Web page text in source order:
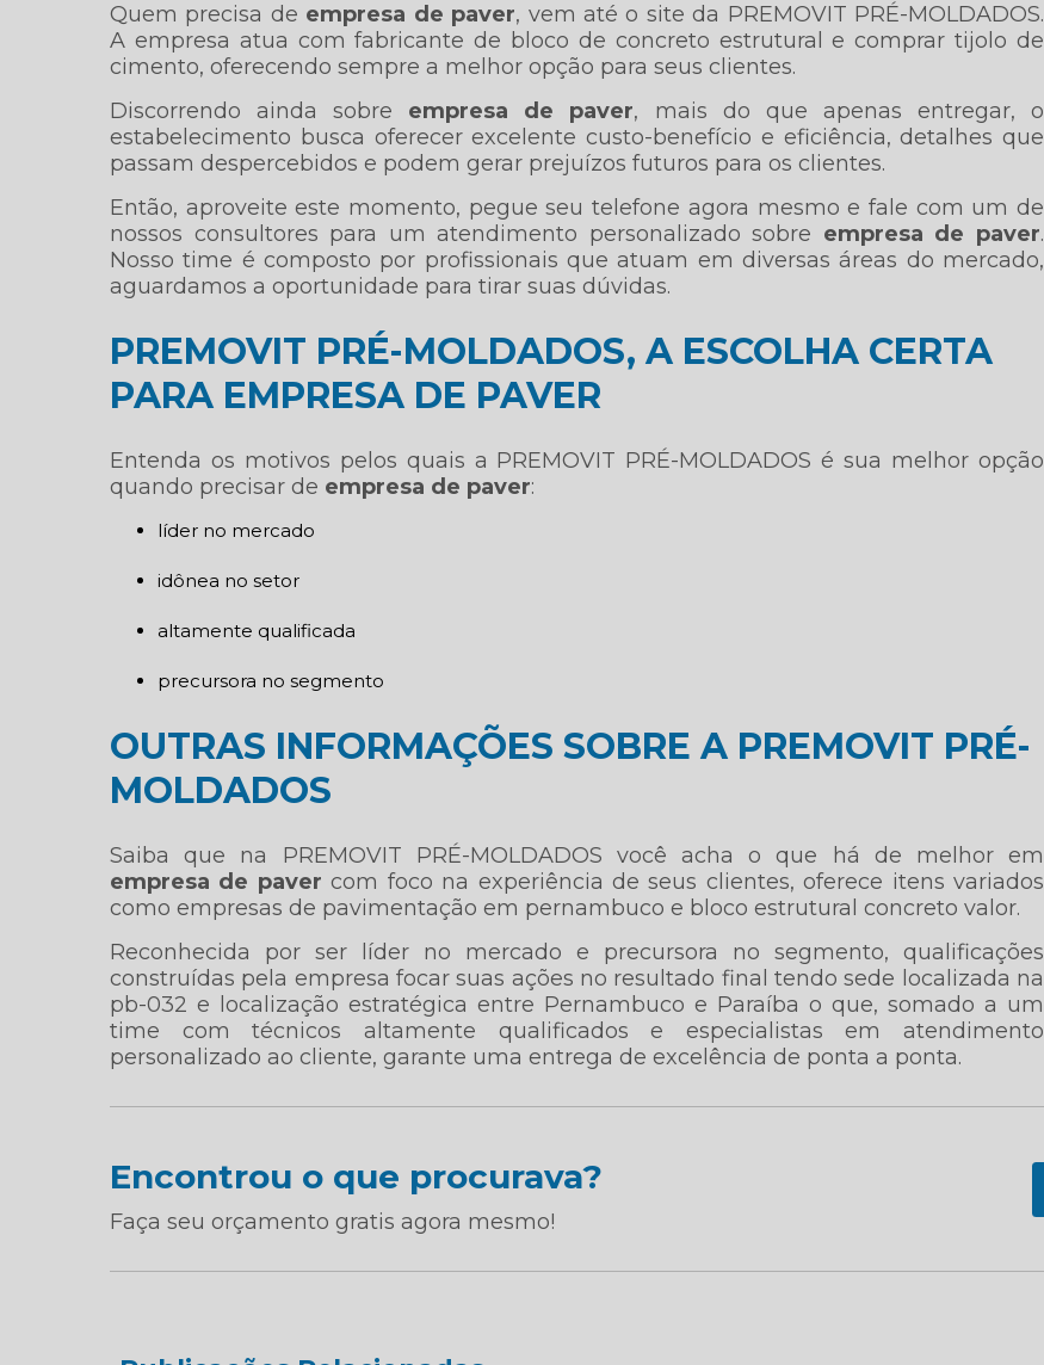
Quem precisa de empresa de paver, vem até o site da PREMOVIT PRÉ-MOLDADOS.
A empresa atua com fabricante de bloco de concreto estrutural e comprar tijolo de
cimento, oferecendo sempre a melhor opção para seus clientes.
Discorrendo ainda sobre empresa de paver, mais do que apenas entregar, o
estabelecimento busca oferecer excelente custo-benefício e eficiência, detalhes que
passam despercebidos e podem gerar prejuízos futuros para os clientes.
Então, aproveite este momento, pegue seu telefone agora mesmo e fale com um de
nossos consultores para um atendimento personalizado sobre empresa de paver.
Nosso time é composto por profissionais que atuam em diversas áreas do mercado,
aguardamos a oportunidade para tirar suas dúvidas.
PREMOVIT PRÉ-MOLDADOS, A ESCOLHA CERTA
PARA EMPRESA DE PAVER
Entenda os motivos pelos quais a PREMOVIT PRÉ-MOLDADOS é sua melhor opção
quando precisar de empresa de paver:
líder no mercado
idônea no setor
altamente qualificada
precursora no segmento
OUTRAS INFORMAÇÕES SOBRE A PREMOVIT PRÉ-
MOLDADOS
Saiba que na PREMOVIT PRÉ-MOLDADOS você acha o que há de melhor em
empresa de paver com foco na experiência de seus clientes, oferece itens variados
como empresas de pavimentação em pernambuco e bloco estrutural concreto valor.
Reconhecida por ser líder no mercado e precursora no segmento, qualificações
construídas pela empresa focar suas ações no resultado final tendo sede localizada na
pb-032 e localização estratégica entre Pernambuco e Paraíba o que, somado a um
time com técnicos altamente qualificados e especialistas em atendimento
personalizado ao cliente, garante uma entrega de excelência de ponta a ponta.
Encontrou o que procurava?
Faça seu orçamento gratis agora mesmo!